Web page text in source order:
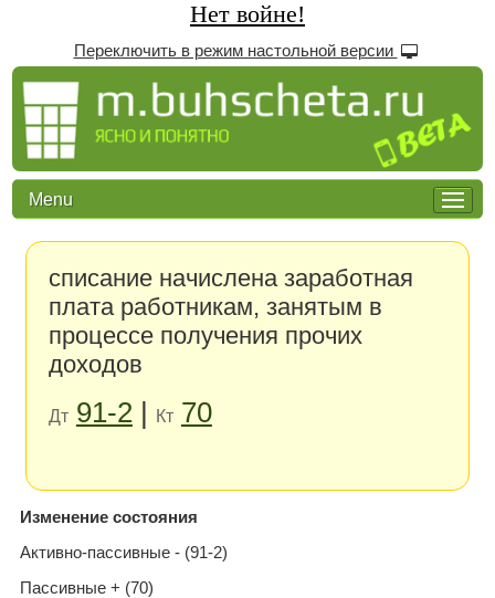
Нет войне!
Переключить в режим настольной версии
Menu
списание начислена заработная
плата работникам, занятым в
процессе получения прочих
доходов
Дт 91-2| Кт 70
Изменение состояния
Активно-пассивные - (91-2)
Пассивные + (70)